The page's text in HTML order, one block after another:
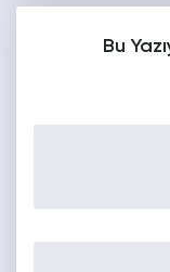
Bu